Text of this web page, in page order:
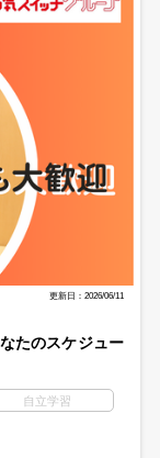
更新日：2026/06/11
たのスケジュー
自立学習